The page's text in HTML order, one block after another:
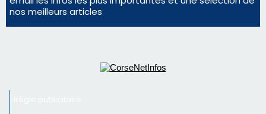
© 2026 corsenetinfos